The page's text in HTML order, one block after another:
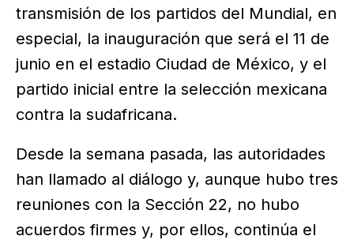
transmisión de los partidos del Mundial, en
especial, la inauguración que será el 11 de
junio en el estadio Ciudad de México, y el
partido inicial entre la selección mexicana
contra la sudafricana.
Desde la semana pasada, las autoridades
han llamado al diálogo y, aunque hubo tres
reuniones con la Sección 22, no hubo
acuerdos firmes y, por ellos, continúa el